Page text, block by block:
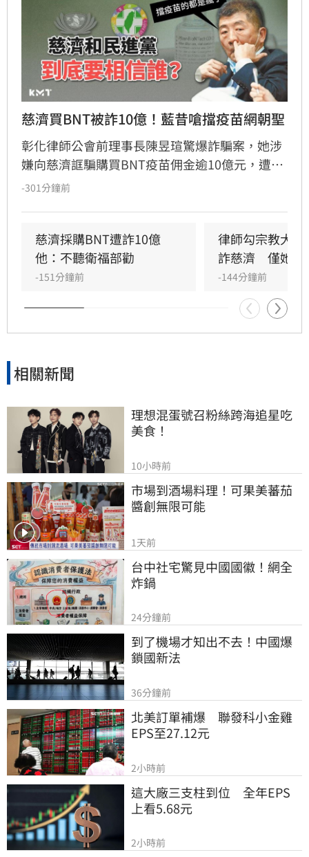
慈濟買BNT被詐10億！藍昔嗆擋疫苗網朝聖
彰化律師公會前理事長陳昱瑄驚爆詐騙案，她涉
嫌向慈濟誆騙購買BNT疫苗佣金逾10億元，遭台
中地檢署依詐欺、洗錢等罪起訴並接押。此案揭
醒勿信掮客而怒批政府阻擋疫苗，如今真相大
白，證實慈濟確實受騙，當年國民黨指責民進黨
的貼文遭大批網友留言朝聖，戲稱是大型翻車現
場。面對詐騙真相，慈濟表達遺憾並配合調查，
林智群律師則表示時間證明一切，感嘆當年政府
的提醒遭政治操作抹黑，如今結果公開，真相已
-301分鐘前
慈濟採購BNT遭詐10億
他：不聽衛福部勸
-151分鐘前
律師勾宗教大
詐慈濟　僅她交
-144分鐘前
相關新聞
理想混蛋號召粉絲跨海追星吃
美食！
10小時前
市場到酒場料理！可果美蕃茄
醬創無限可能
1天前
台中社宅驚見中國國徽！網全
炸鍋
24分鐘前
到了機場才知出不去！中國爆
鎖國新法
36分鐘前
北美訂單補爆　聯發科小金雞
EPS至27.12元
2小時前
這大廠三支柱到位　全年EPS
上看5.68元
2小時前